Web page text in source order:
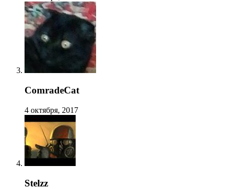
ComradeCat
4 октября, 2017
Stelzz